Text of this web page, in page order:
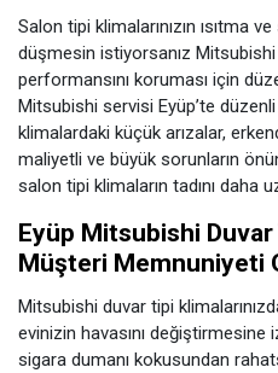
Salon tipi klimalarınızın ısıtma
düşmesin istiyorsanız Mitsubishi
performansını koruması için
Mitsubishi servisi Eyüp’te düzenli
klimalardaki küçük arızalar,
maliyetli ve büyük sorunların
salon tipi klimaların tadını daha
Eyüp Mitsubishi
Müşteri Memnuniyeti
Mitsubishi duvar tipi
evinizin havasını
sigara dumanı kokusundan